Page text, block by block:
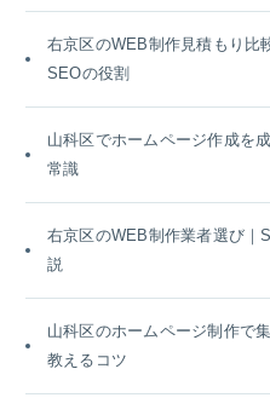
右京区のWEB制作見積もり比
SEOの役割
山科区でホームページ作成を
常識
右京区のWEB制作業者選び｜
説
山科区のホームページ制作で
教えるコツ